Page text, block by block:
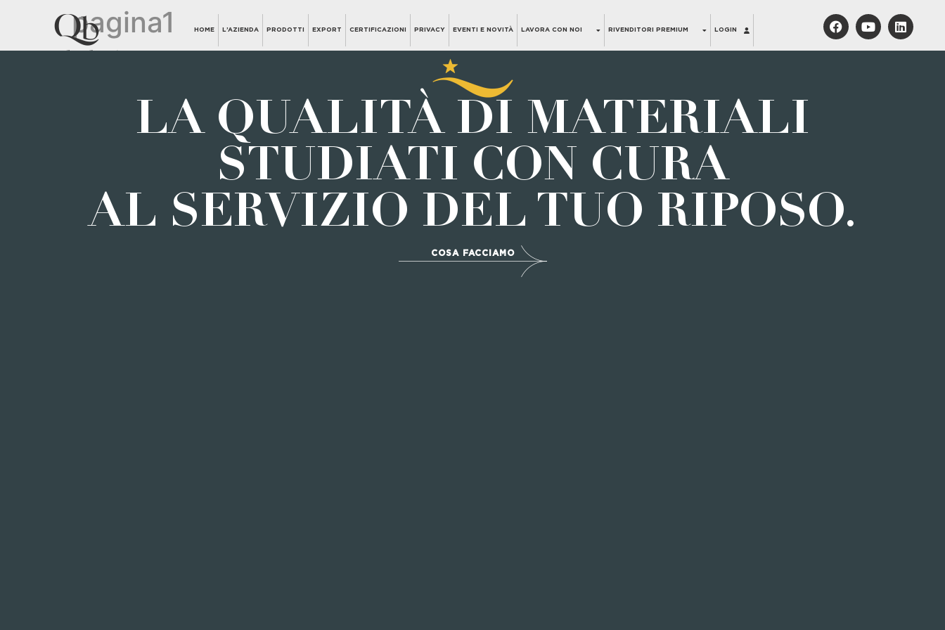
HOME L’AZIENDA PRODOTTI EXPORT CERTIFICAZIONI PRIVACY EVENTI E NOVITÀ LAVORA CON NOI RIVENDITORI PREMIUM LOGIN
pagina1
LA QUALITÀ DI MATERIALI
STUDIATI CON CURA
AL SERVIZIO DEL TUO RIPOSO.
COSA FACCIAMO